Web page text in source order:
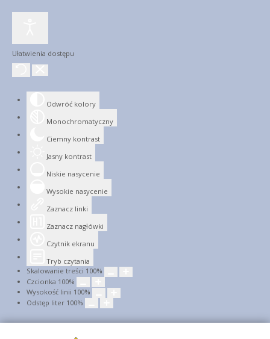
Ułatwienia dostępu
Odwróć kolory
Monochromatyczny
Ciemny kontrast
Jasny kontrast
Niskie nasycenie
Wysokie nasycenie
Zaznacz linki
Zaznacz nagłówki
Czytnik ekranu
Tryb czytania
Skalowanie treści 100%
Czcionka 100%
Wysokość linii 100%
Odstęp liter 100%